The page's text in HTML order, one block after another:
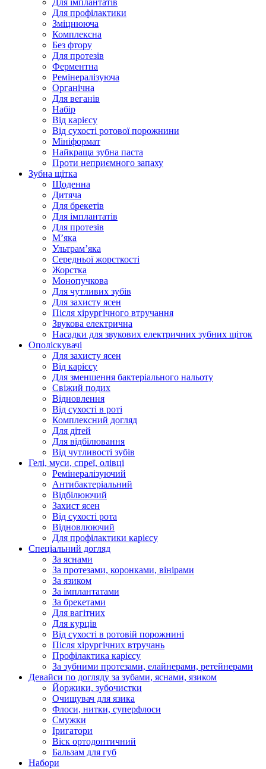
Для імплантатів
Для профілактики
Зміцнююча
Комплексна
Без фтору
Для протезів
Ферментна
Ремінералізуюча
Органічна
Для веганів
Набір
Від карієсу
Від сухості ротової порожнини
Мініформат
Найкраща зубна паста
Проти неприємного запаху
Зубна щітка
Щоденна
Дитяча
Для брекетів
Для імплантатів
Для протезів
Мʼяка
Ультрамʼяка
Середньої жорсткості
Жорстка
Монопучкова
Для чутливих зубів
Для захисту ясен
Після хірургічного втручання
Звукова електрична
Насадки для звукових електричних зубних щіток
Ополіскувачі
Для захисту ясен
Від карієсу
Для зменшення бактеріального нальоту
Свіжий подих
Відновлення
Від сухості в роті
Комплексний догляд
Для дітей
Для відбілювання
Від чутливості зубів
Гелі, муси, спреї, олівці
Ремінералізуючий
Антибактеріальний
Відбілюючий
Захист ясен
Від сухості рота
Відновлюючий
Для профілактики карієсу
Спеціальний догляд
За яснами
За протезами, коронками, вінірами
За язиком
За імплантатами
За брекетами
Для вагітних
Для курців
Від сухості в ротовій порожнині
Після хірургічних втручань
Профілактика карієсу
За зубними протезами, елайнерами, ретейнерами
Девайси по догляду за зубами, яснами, язиком
Йоржики, зубочистки
Очищувач для язика
Флоси, нитки, суперфлоси
Смужки
Іригатори
Віск ортодонтичний
Бальзам для губ
Набори